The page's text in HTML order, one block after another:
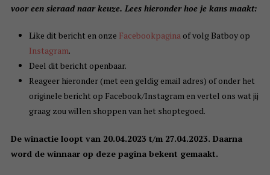
voor een sieraad naar keuze. Lees hieronder hoe je kans maakt:
Like dit bericht en onze Facebookpaginaof volg Batboy op
Instagram.
Deel dit bericht openbaar.
Reageer hieronder (met een geldig email adres) of onder het
originele bericht op Facebook/Instagram en vertel ons wat jij
graag zou willen shoppen van het shoptegoed.
De winactie loopt van 20.04.2023 t/m 27.04.2023. Daarna
word de winnaar op deze pagina bekent gemaakt.